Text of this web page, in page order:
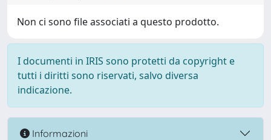
Non ci sono file associati a questo prodotto.
I documenti in IRIS sono protetti da copyright e
tutti i diritti sono riservati, salvo diversa
indicazione.
Informazioni